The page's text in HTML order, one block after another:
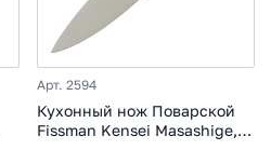
Арт. 2594
Кухонный нож Поварской
Fissman Kensei Masashige,